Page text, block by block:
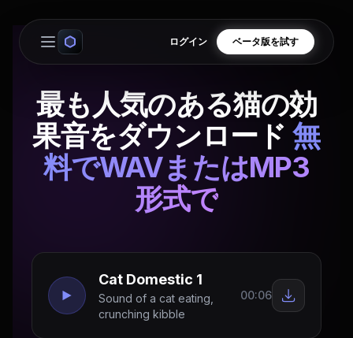
Open main menu
ログイン ベータ版を試す
最も人気のある猫の効
果音をダウンロード 無
料でWAVまたはMP3
形式で
Cat Domestic 1
Sound of a cat eating,
crunching kibble
00:06